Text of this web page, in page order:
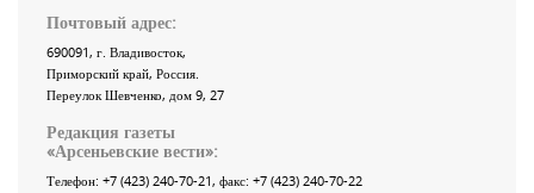
Почтовый адрес:
690091, г. Владивосток,
Приморский край, Россия.
Переулок Шевченко, дом 9, 27
Редакция газеты
«Арсеньевские вести»:
Телефон: +7 (423) 240-70-21, факс: +7 (423) 240-70-22